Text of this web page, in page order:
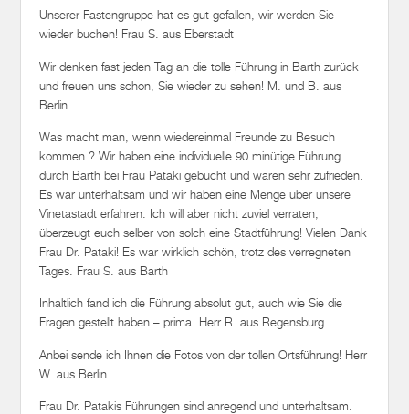
Unserer Fastengruppe hat es gut gefallen, wir werden Sie
wieder buchen! Frau S. aus Eberstadt
Wir denken fast jeden Tag an die tolle Führung in Barth zurück
und freuen uns schon, Sie wieder zu sehen! M. und B. aus
Berlin
Was macht man, wenn wiedereinmal Freunde zu Besuch
kommen ? Wir haben eine individuelle 90 minütige Führung
durch Barth bei Frau Pataki gebucht und waren sehr zufrieden.
Es war unterhaltsam und wir haben eine Menge über unsere
Vinetastadt erfahren. Ich will aber nicht zuviel verraten,
überzeugt euch selber von solch eine Stadtführung! Vielen Dank
Frau Dr. Pataki! Es war wirklich schön, trotz des verregneten
Tages. Frau S. aus Barth
Inhaltlich fand ich die Führung absolut gut, auch wie Sie die
Fragen gestellt haben – prima. Herr R. aus Regensburg
Anbei sende ich Ihnen die Fotos von der tollen Ortsführung! Herr
W. aus Berlin
Frau Dr. Patakis Führungen sind anregend und unterhaltsam.